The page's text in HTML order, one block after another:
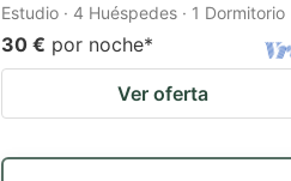
Estudio · 4 Huéspedes · 1 Dormitorio
30 € por noche*
Ver oferta